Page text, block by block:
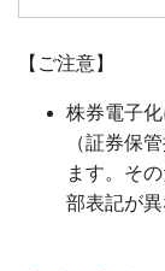
【ご注意】
株券電子
（証券保
ます。そ
部表記が異